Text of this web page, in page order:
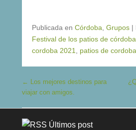
Publicada en Córdoba, Grupos |
Festival de los patios de córdoba
cordoba 2021, patios de
Navegación de entradas
← Los mejores destinos para
viajar con amigos.
Últimos post